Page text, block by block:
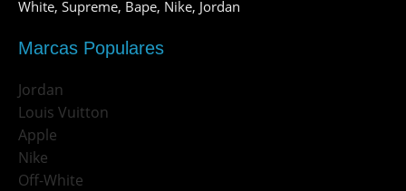
White, Supreme, Bape, Nike, Jordan
Marcas Populares
Jordan
Louis Vuitton
Apple
Nike
Off-White